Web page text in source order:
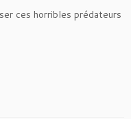
ces horribles prédateurs